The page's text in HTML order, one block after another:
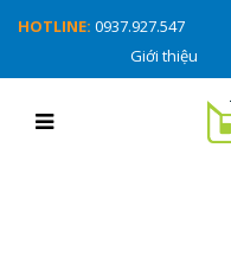
HOTLINE: 0937.927.547
Giới thiệu